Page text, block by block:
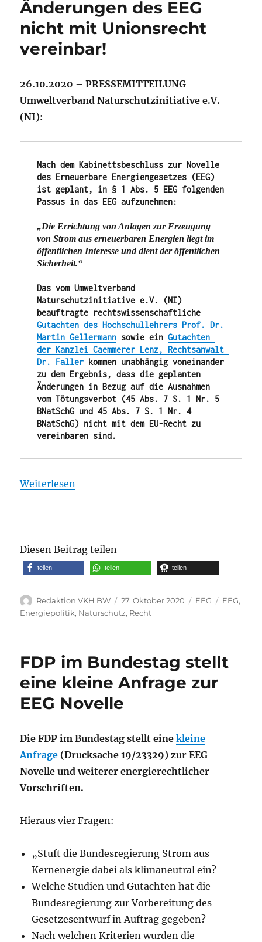
Änderungen des EEG
nicht mit Unionsrecht
vereinbar!
26.10.2020 – PRESSEMITTEILUNG
Umweltverband Naturschutzinitiative e.V.
(NI):
Nach dem Kabinettsbeschluss zur Novelle
des Erneuerbare Energiengesetzes (EEG)
ist geplant, in § 1 Abs. 5 EEG folgenden
Passus in das EEG aufzunehmen:
„Die Errichtung von Anlagen zur Erzeugung
von Strom aus erneuerbaren Energien liegt im
öffentlichen Interesse und dient der öffentlichen
Sicherheit.“
Das vom Umweltverband
Naturschutzinitiative e.V. (NI)
Gutachten des Hochschullehrers Prof. Dr.
Martin Gellermann sowie ein Gutachten
der Kanzlei Caemmerer Lenz, Rechtsanwalt
Dr. Faller kommen unabhängig voneinander
zu dem Ergebnis, dass die geplanten
Änderungen in Bezug auf die Ausnahmen
vom Tötungsverbot (45 Abs. 7 S. 1 Nr. 5
BNatSchG und 45 Abs. 7 S. 1 Nr. 4
BNatSchG) nicht mit dem EU-Recht zu
vereinbaren sind.
Weiterlesen
Diesen Beitrag teilen
teilen teilen teilen
Autor
Redaktion VKH BW
Veröffentlicht
am
27. Oktober 2020 Kategorien
EEG EEG,
Energiepolitik, Naturschutz, Recht
FDP im Bundestag stellt
eine kleine Anfrage zur
EEG Novelle
Die FDP im Bundestag stellt einekleine
Anfrage (Drucksache 19/23329) zur EEG
Novelle und weiterer energierechtlicher
Vorschriften.
Hieraus vier Fragen:
„Stuft die Bundesregierung Strom aus
Kernenergie dabei als klimaneutral ein?
Welche Studien und Gutachten hat die
Bundesregierung zur Vorbereitung des
Gesetzesentwurf in Auftrag gegeben?
Nach welchen Kriterien wurden die